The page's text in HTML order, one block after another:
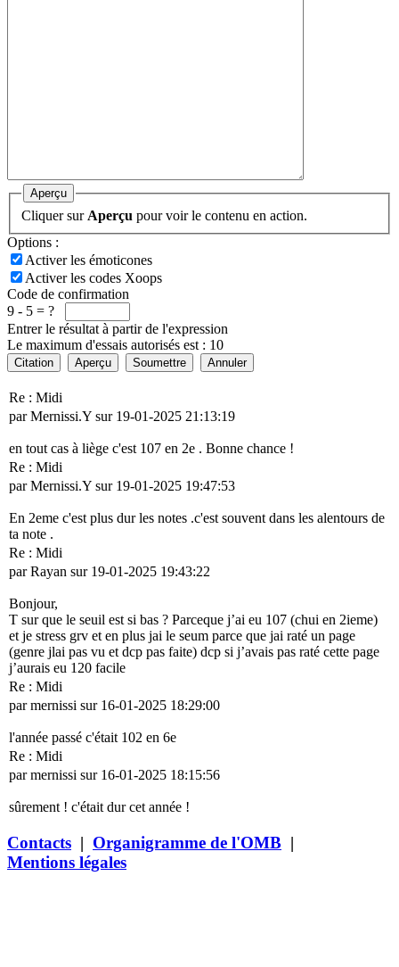
Aperçu
Cliquer sur Aperçu pour voir le contenu en action.
Options :
Activer les émoticones
Activer les codes Xoops
Code de confirmation
9 - 5 = ?
Entrer le résultat à partir de l'expression
Le maximum d'essais autorisés est : 10
Citation Aperçu Soumettre Annuler
Re : Midi
par Mernissi.Y sur 19-01-2025 21:13:19
en tout cas à liège c'est 107 en 2e . Bonne chance !
Re : Midi
par Mernissi.Y sur 19-01-2025 19:47:53
En 2eme c'est plus dur les notes .c'est souvent dans les alentours de
ta note .
Re : Midi
par Rayan sur 19-01-2025 19:43:22
Bonjour,
T sur que le seuil est si bas ? Parceque j’ai eu 107 (chui en 2ieme)
et je stress grv et en plus jai le seum parce que jai raté un page
(genre jlai pas vu et dcp pas faite) dcp si j’avais pas raté cette page
j’aurais eu 120 facile
Re : Midi
par mernissi sur 16-01-2025 18:29:00
l'année passé c'était 102 en 6e
Re : Midi
par mernissi sur 16-01-2025 18:15:56
sûrement ! c'était dur cet année !
Contacts | Organigramme de l'OMB |
Mentions légales